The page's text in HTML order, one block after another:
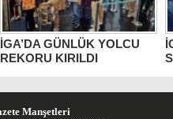
İGA’DA GÜNLÜK YOLCU
REKORU KIRILDI
Manşetleri